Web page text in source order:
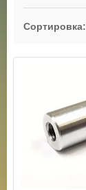
Сортировка: